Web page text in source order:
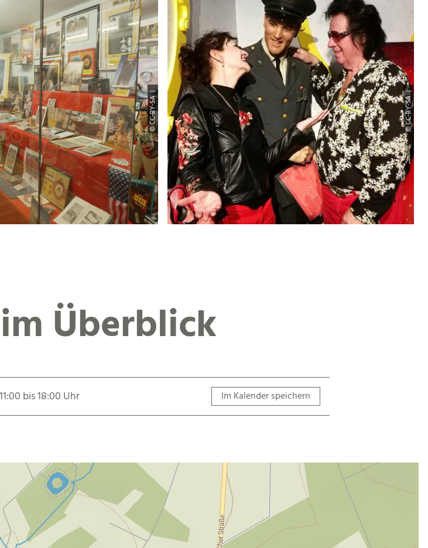
© CC-BY-SA | © CC-BY-SA |
Überblick
11:00 bis 18:00 Uhr Im Kalender speichern